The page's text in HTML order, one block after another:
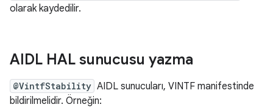
olarak kaydedilir.
AIDL HAL sunucusu yazma
@VintfStability AIDL sunucuları, VINTF manifestinde
bildirilmelidir. Örneğin: